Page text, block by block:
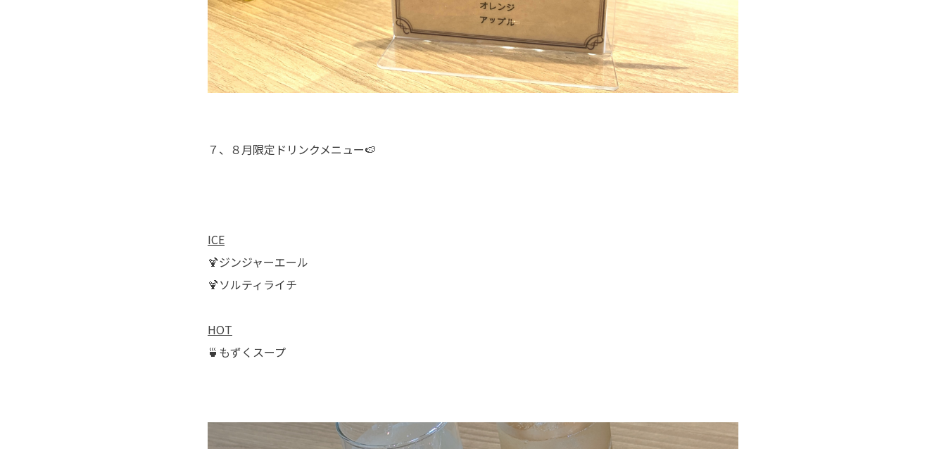
７、８月限定ドリンクメニュー🍉
ICE
🍹ジンジャーエール
🍹ソルティライチ
HOT
🍵もずくスープ